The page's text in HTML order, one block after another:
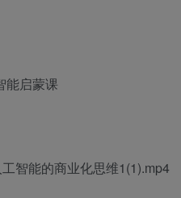
能启蒙课
智能的商业化思维1(1).mp4